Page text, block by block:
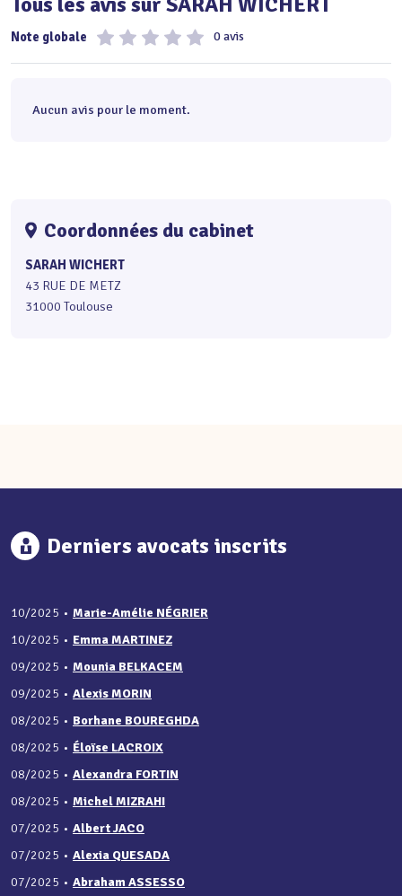
Note globale 0 avis
Aucun avis pour le moment.
Coordonnées du cabinet
SARAH WICHERT
43 RUE DE METZ
31000 Toulouse
Derniers avocats inscrits
10/2025 • Marie-Amélie NÉGRIER
10/2025 • Emma MARTINEZ
09/2025 • Mounia BELKACEM
09/2025 • Alexis MORIN
08/2025 • Borhane BOUREGHDA
08/2025 • Éloïse LACROIX
08/2025 • Alexandra FORTIN
08/2025 • Michel MIZRAHI
07/2025 • Albert JACO
07/2025 • Alexia QUESADA
07/2025 • Abraham ASSESSO